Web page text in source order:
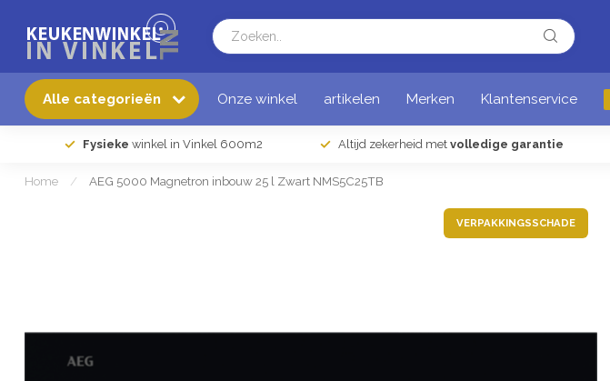
Alle categorieën Onze winkel artikelen Merken Klantenservice
Fysieke winkel in Vinkel 600m2 Altijd zekerheid met volledige garantie
Home / AEG 5000 Magnetron inbouw 25 l Zwart NMS5C25TB
VERPAKKINGSSCHADE